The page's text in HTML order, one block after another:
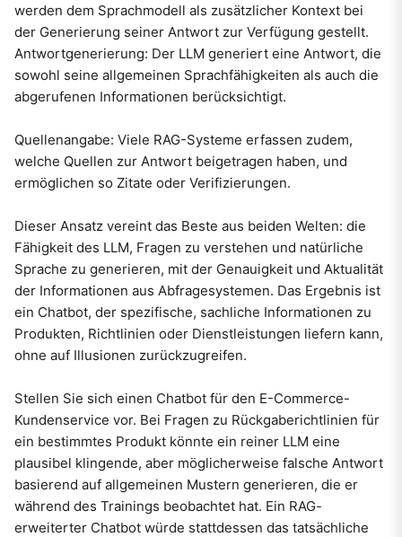
werden dem Sprachmodell als zusätzlicher Kontext bei
der Generierung seiner Antwort zur Verfügung gestellt.
Antwortgenerierung: Der LLM generiert eine Antwort, die
sowohl seine allgemeinen Sprachfähigkeiten als auch die
abgerufenen Informationen berücksichtigt.
Quellenangabe: Viele RAG-Systeme erfassen zudem,
welche Quellen zur Antwort beigetragen haben, und
ermöglichen so Zitate oder Verifizierungen.
Dieser Ansatz vereint das Beste aus beiden Welten: die
Fähigkeit des LLM, Fragen zu verstehen und natürliche
Sprache zu generieren, mit der Genauigkeit und Aktualität
der Informationen aus Abfragesystemen. Das Ergebnis ist
ein Chatbot, der spezifische, sachliche Informationen zu
Produkten, Richtlinien oder Dienstleistungen liefern kann,
ohne auf Illusionen zurückzugreifen.
Stellen Sie sich einen Chatbot für den E-Commerce-
Kundenservice vor. Bei Fragen zu Rückgaberichtlinien für
ein bestimmtes Produkt könnte ein reiner LLM eine
plausibel klingende, aber möglicherweise falsche Antwort
basierend auf allgemeinen Mustern generieren, die er
während des Trainings beobachtet hat. Ein RAG-
erweiterter Chatbot würde stattdessen das tatsächliche